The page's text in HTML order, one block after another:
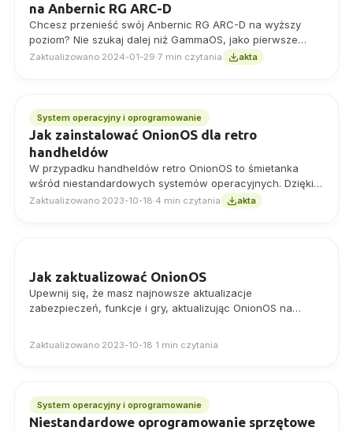
na Anbernic RG ARC-D
Chcesz przenieść swój Anbernic RG ARC-D na wyższy
poziom? Nie szukaj dalej niż GammaOS, jako pierwsze
niestandardowe oprogramowanie układowe
Zaktualizowano 2024-01-29·7 min czytania akta
System operacyjny i oprogramowanie
Jak zainstalować OnionOS dla retro
handheldów
W przypadku handheldów retro OnionOS to śmietanka
wśród niestandardowych systemów operacyjnych. Dzięki
dodatkowym funkcjom, nowemu interfejsowi użytkownika i
Zaktualizowano 2023-10-18·4 min czytania akta
Jak zaktualizować OnionOS
Upewnij się, że masz najnowsze aktualizacje
zabezpieczeń, funkcje i gry, aktualizując OnionOS na
Zaktualizowano 2023-10-18·1 min czytania
System operacyjny i oprogramowanie
Niestandardowe oprogramowanie sprzętowe